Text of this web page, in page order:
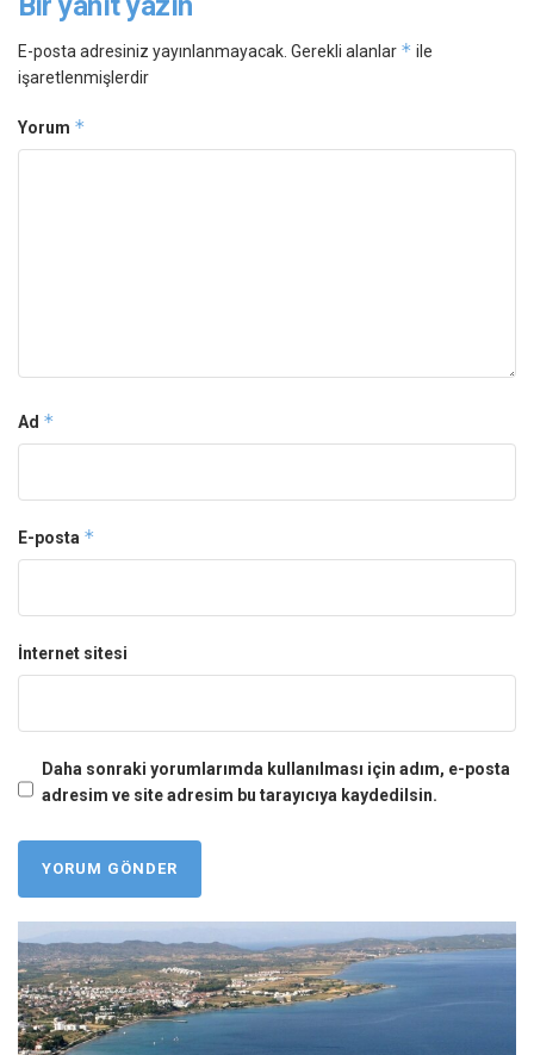
E-posta adresiniz yayınlanmayacak. Gerekli alanlar * ile
işaretlenmişlerdir
Yorum *
Ad *
E-posta *
İnternet sitesi
Daha sonraki yorumlarımda kullanılması için adım, e-posta
adresim ve site adresim bu tarayıcıya kaydedilsin.